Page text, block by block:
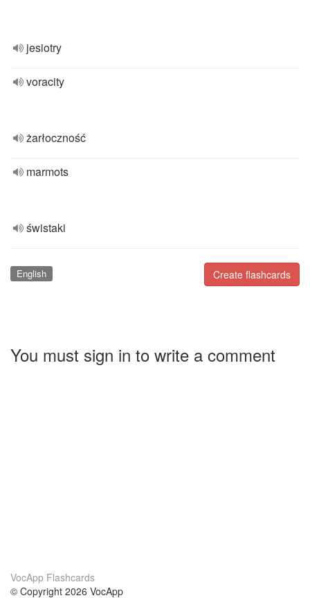
jesiotry
voracity
żarłoczność
marmots
świstaki
Create flashcards
English
You must sign in to write a comment
VocApp Flashcards
© Copyright 2026 VocApp